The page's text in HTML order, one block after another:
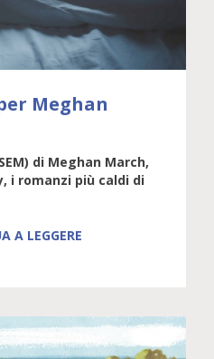
Meghan
di Meghan March,
i romanzi più caldi di
A LEGGERE